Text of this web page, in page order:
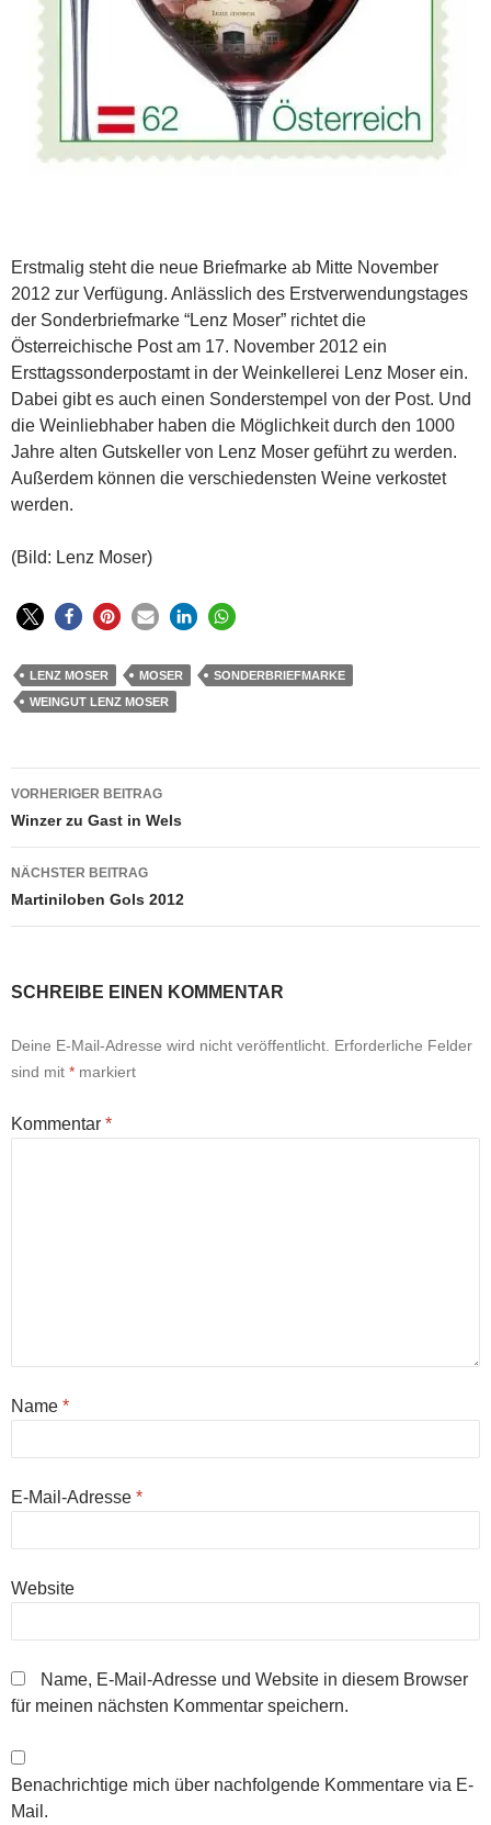
Erstmalig steht die neue Briefmarke ab Mitte November
2012 zur Verfügung. Anlässlich des Erstverwendungstages
der Sonderbriefmarke “Lenz Moser” richtet die
Österreichische Post am 17. November 2012 ein
Ersttagssonderpostamt in der Weinkellerei Lenz Moser ein.
Dabei gibt es auch einen Sonderstempel von der Post. Und
die Weinliebhaber haben die Möglichkeit durch den 1000
Jahre alten Gutskeller von Lenz Moser geführt zu werden.
Außerdem können die verschiedensten Weine verkostet
werden.
(Bild: Lenz Moser)
LENZ MOSER MOSER
SONDERBRIEFMARKE
WEINGUT LENZ MOSER
Beitragsnavigation
VORHERIGER BEITRAG
Winzer zu Gast in Wels
NÄCHSTER BEITRAG
Martiniloben Gols 2012
SCHREIBE EINEN KOMMENTAR
Deine E-Mail-Adresse wird nicht veröffentlicht. Erforderliche Felder
sind mit * markiert
Kommentar *
Name *
E-Mail-Adresse *
Website
Name, E-Mail-Adresse und Website in diesem Browser
für meinen nächsten Kommentar speichern.
Benachrichtige mich über nachfolgende Kommentare via E-
Mail.